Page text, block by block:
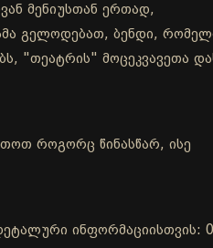
მენიუსთან ერთად,
გელოდებათ, ბენდი,
"თეატრის" მოცეკვავეთა
როგორც წინასწარ, ისე
ინფორმაციისთვის: